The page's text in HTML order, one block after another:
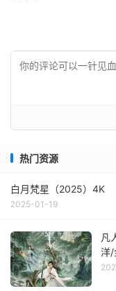
热门资源
白月梵星（2025）4K
2025-01-19
凡
洋/